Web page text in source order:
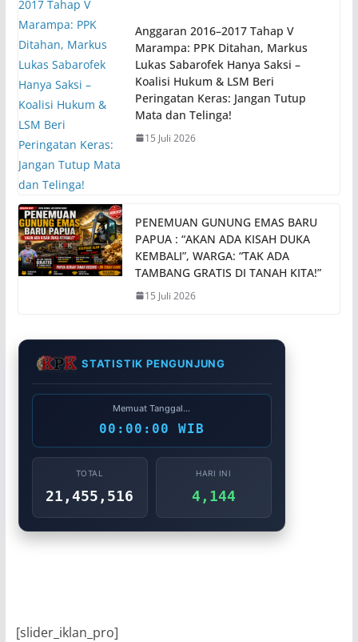
Anggaran 2016–2017 Tahap V
Marampa: PPK Ditahan, Markus
Lukas Sabarofek Hanya Saksi –
Koalisi Hukum & LSM Beri
Peringatan Keras: Jangan Tutup
Mata dan Telinga!
15 Juli 2026
PENEMUAN GUNUNG EMAS BARU
PAPUA : “AKAN ADA KISAH DUKA
KEMBALI”, WARGA: “TAK ADA
TAMBANG GRATIS DI TANAH KITA!”
15 Juli 2026
STATISTIK PENGUNJUNG
Memuat Tanggal...
00:00:00 WIB
TOTAL
21,455,516
HARI INI
4,144
[slider_iklan_pro]